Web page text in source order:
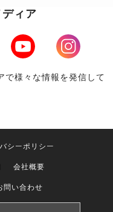
ィア
Youtube
Instagram
で様々な情報を発信して
シーポリシー
会社概要
問い合わせ